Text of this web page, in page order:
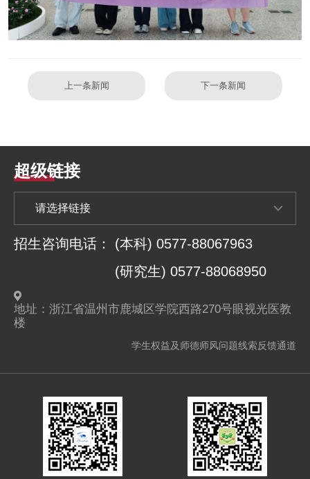
上一条新闻 下一条新闻
超级链接
招生咨询电话： (本科) 0577-88067963
(研究生) 0577-88068950
地址：浙江省温州市鹿城区学院西路270号眼视光医教
楼
学生权益及师德师风问题线索反馈通道